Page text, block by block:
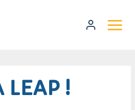
LEAP !